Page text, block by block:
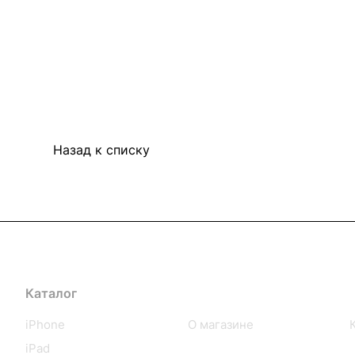
Назад к списку
Каталог
iPhone
iPad
О магазине